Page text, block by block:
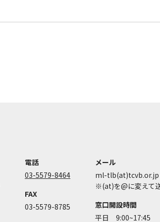
電話
03-5579-8464
FAX
03-5579-8785
メール
ml-tlb(at)tcvb.or.jp
※(at)を@に変えて
窓口開設時間
平日 9:00~17:45